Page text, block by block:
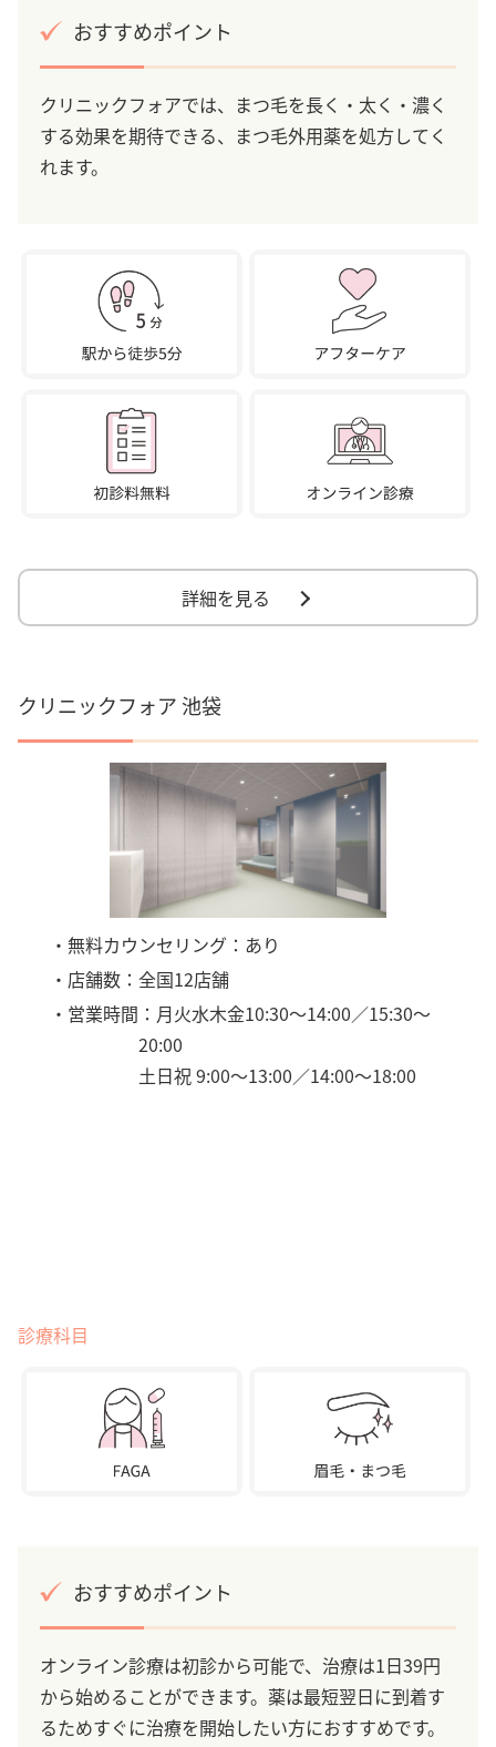
おすすめポイント
クリニックフォアでは、まつ毛を長く・太く・濃く
する効果を期待できる、まつ毛外用薬を処方してく
れます。
詳細を見る
クリニックフォア 池袋
・無料カウンセリング：あり
・店舗数：全国12店舗
・営業時間：月火水木金10:30～14:00／15:30～
20:00
土日祝 9:00～13:00／14:00～18:00
診療科目
おすすめポイント
オンライン診療は初診から可能で、治療は1日39円
から始めることができます。薬は最短翌日に到着す
るためすぐに治療を開始したい方におすすめです。